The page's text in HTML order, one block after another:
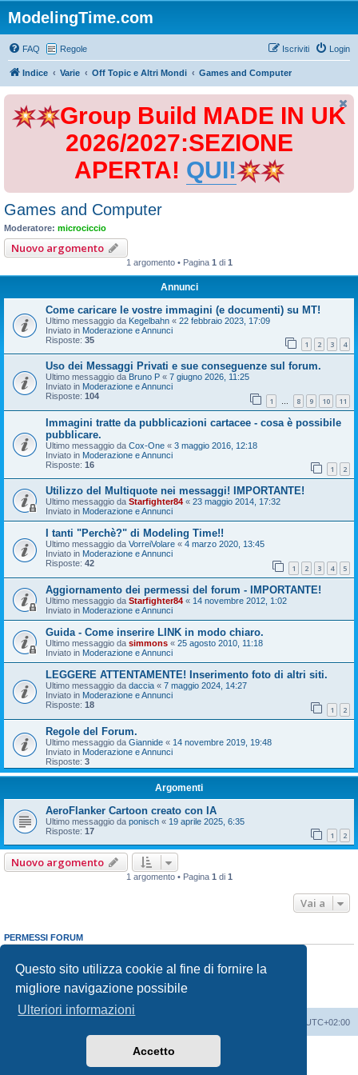
Questo sito utilizza cookie al fine di fornire la
migliore navigazione possibile
Ulteriori informazioni
Accetto
ModelingTime.com
FAQ Regole Login
Iscriviti
Indice Varie Off Topic e Altri Mondi Games and Computer
Group Build MADE IN UK
2026/2027:SEZIONE
APERTA! QUI!
Games and Computer
Moderatore: microciccio
Nuovo argomento
1 argomento • Pagina 1 di 1
Annunci
Come caricare le vostre immagini (e documenti) su MT!
Ultimo messaggio da Kegelbahn « 22 febbraio 2023, 17:09
Inviato in Moderazione e Annunci
Risposte: 35 1 2 3 4
Uso dei Messaggi Privati e sue conseguenze sul forum.
Ultimo messaggio da Bruno P « 7 giugno 2026, 11:25
Inviato in Moderazione e Annunci
Risposte: 104 1 … 8 9 10 11
Immagini tratte da pubblicazioni cartacee - cosa è possibile
pubblicare.
Ultimo messaggio da Cox-One « 3 maggio 2016, 12:18
Inviato in Moderazione e Annunci
Risposte: 16 1 2
Utilizzo del Multiquote nei messaggi! IMPORTANTE!
Ultimo messaggio da Starfighter84 « 23 maggio 2014, 17:32
Inviato in Moderazione e Annunci
I tanti "Perchè?" di Modeling Time!!
Ultimo messaggio da VorreiVolare « 4 marzo 2020, 13:45
Inviato in Moderazione e Annunci
Risposte: 42 1 2 3 4 5
Aggiornamento dei permessi del forum - IMPORTANTE!
Ultimo messaggio da Starfighter84 « 14 novembre 2012, 1:02
Inviato in Moderazione e Annunci
Guida - Come inserire LINK in modo chiaro.
Ultimo messaggio da simmons « 25 agosto 2010, 11:18
Inviato in Moderazione e Annunci
LEGGERE ATTENTAMENTE! Inserimento foto di altri siti.
Ultimo messaggio da daccia « 7 maggio 2024, 14:27
Inviato in Moderazione e Annunci
Risposte: 18 1 2
Regole del Forum.
Ultimo messaggio da Giannide « 14 novembre 2019, 19:48
Inviato in Moderazione e Annunci
Risposte: 3
Argomenti
AeroFlanker Cartoon creato con IA
Ultimo messaggio da ponisch « 19 aprile 2025, 6:35
Risposte: 17 1 2
Nuovo argomento
1 argomento • Pagina 1 di 1
Vai a
PERMESSI FORUM
Non puoi
rispondere negli argomenti
Non puoimodificare i tuoi messaggi
Non puoicancellare i tuoi messaggi
Non puoi
inviare allegati
UTC+02:00
phpBB® Forum Software © phpBB Limited
phpBB-Italia.it